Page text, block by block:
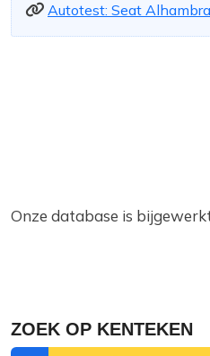
Autotest: Seat Alhambra
Onze database is
ZOEK OP KENTEKEN